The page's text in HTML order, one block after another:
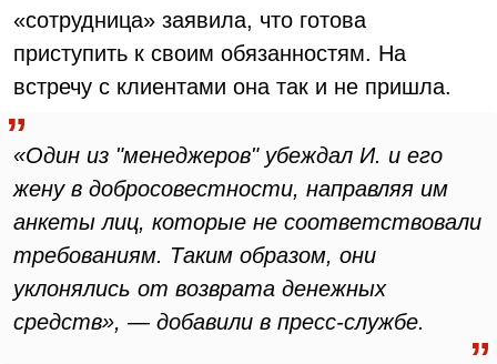
«сотрудница» заявила, что готова
приступить к своим обязанностям. На
встречу с клиентами она так и не пришла.
«Один из "менеджеров" убеждал И. и его
жену в добросовестности, направляя им
анкеты лиц, которые не соответствовали
требованиям. Таким образом, они
уклонялись от возврата денежных
средств», — добавили в пресс-службе.